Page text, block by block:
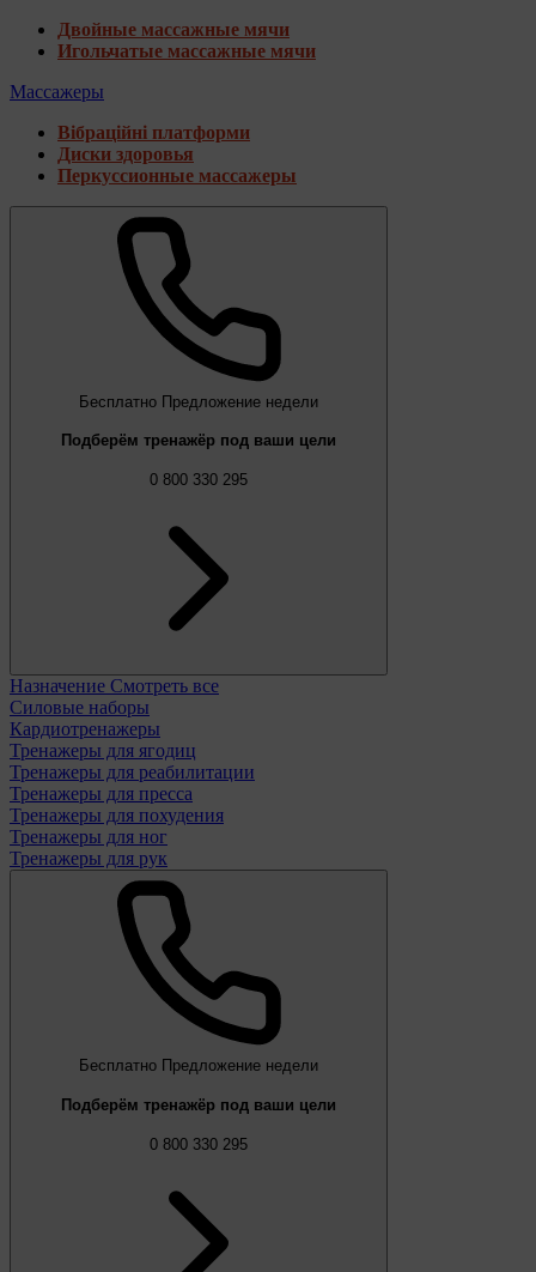
Двойные массажные мячи
Игольчатые массажные мячи
Массажеры
Вібраційні платформи
Диски здоровья
Перкуссионные массажеры
Бесплатно Предложение недели
Подберём тренажёр под ваши цели
0 800 330 295
Назначение Смотреть все
Силовые наборы
Кардиотренажеры
Тренажеры для ягодиц
Тренажеры для реабилитации
Тренажеры для пресса
Тренажеры для похудения
Тренажеры для ног
Тренажеры для рук
Бесплатно Предложение недели
Подберём тренажёр под ваши цели
0 800 330 295